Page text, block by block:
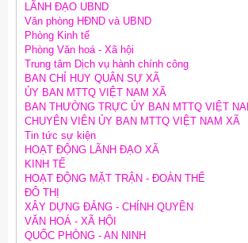
LÃNH ĐẠO UBND
Văn phòng HĐND và UBND
Phòng Kinh tế
Phòng Văn hoá - Xã hội
Trung tâm Dịch vụ hành chính công
BAN CHỈ HUY QUÂN SỰ XÃ
ỦY BAN MTTQ VIỆT NAM XÃ
BAN THƯỜNG TRỰC ỦY BAN MTTQ VIỆT
CHUYÊN VIÊN ỦY BAN MTTQ VIỆT NAM XÃ
Tin tức sự kiện
HOẠT ĐỘNG LÃNH ĐẠO XÃ
KINH TẾ
HOẠT ĐỘNG MẶT TRẬN - ĐOÀN THỂ
ĐÔ THỊ
XÂY DỰNG ĐẢNG - CHÍNH QUYỀN
VĂN HOÁ - XÃ HỘI
QUỐC PHÒNG - AN NINH